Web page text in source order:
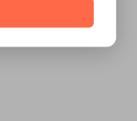
イクルー
クス 黒